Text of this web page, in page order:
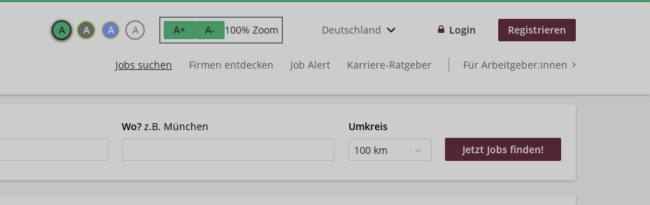
A A A A A+ A- 100% Zoom Deutschland Login Registrieren
Jobs suchen Firmen entdecken Job Alert Karriere-Ratgeber Für Arbeitgeber:innen
Wo? z.B. München
Umkreis
100 km